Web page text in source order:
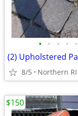
• • • • •
8/5 Northern RI
$150